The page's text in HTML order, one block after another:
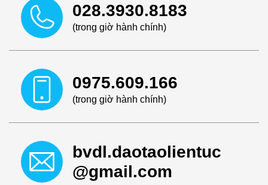
028.3930.8183
(trong giờ hành chính)
0975.609.166
(trong giờ hành chính)
bvdl.daotaolientuc
@gmail.com